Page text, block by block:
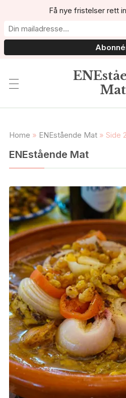
Mat
Home » ENEstående Mat» Side 2
ENEstående Mat
Få nye fristelser rett